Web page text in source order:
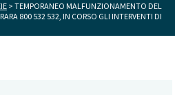
> TEMPORANEO MALFUNZIONAMENTO DEL
800 532 532, IN CORSO GLI INTERVENTI DI